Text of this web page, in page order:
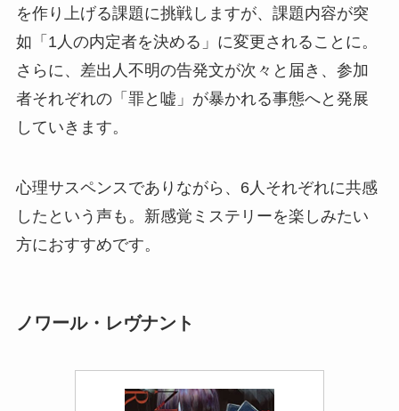
を作り上げる課題に挑戦しますが、課題内容が突
如「1人の内定者を決める」に変更されることに。
さらに、差出人不明の告発文が次々と届き、参加
者それぞれの「罪と嘘」が暴かれる事態へと発展
していきます。
心理サスペンスでありながら、6人それぞれに共感
したという声も。新感覚ミステリーを楽しみたい
方におすすめです。
ノワール・レヴナント